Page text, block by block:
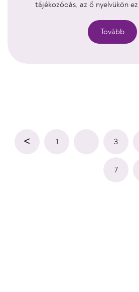
tájékozódás, az ő nyelvükön ez
Tovább
< 1 3
7